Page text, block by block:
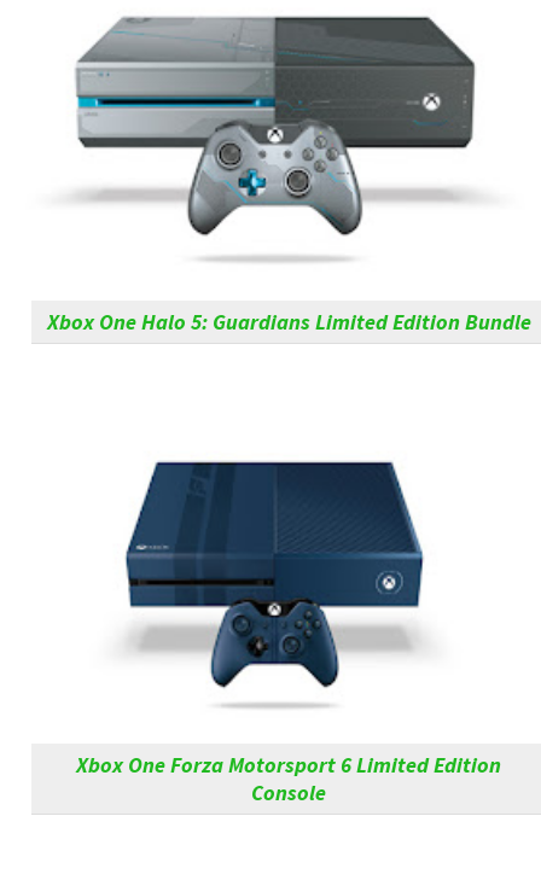
Xbox One Halo 5: Guardians Limited Edition Bundle
Xbox One Forza Motorsport 6 Limited Edition
Console